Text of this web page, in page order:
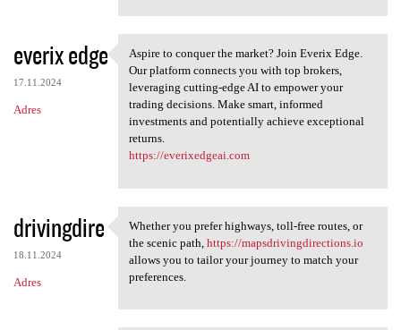
everix edge
17.11.2024
Adres
Aspire to conquer the market?
Aspire to conquer the market? Join Everix Edge.
Our platform connects you with top brokers,
leveraging cutting-edge AI to empower your
trading decisions. Make smart, informed
investments and potentially achieve exceptional
returns.
https://everixedgeai.com
drivingdire
18.11.2024
Adres
Whether you prefer highways,
Whether you prefer highways, toll-free routes, or
the scenic path, https://mapsdrivingdirections.io
allows you to tailor your journey to match your
preferences.